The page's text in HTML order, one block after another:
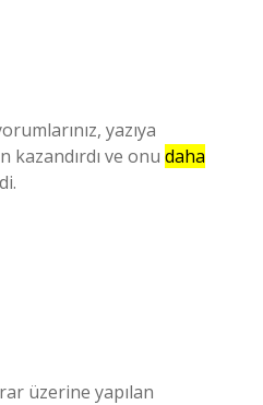
yazıya
ve onu daha
üzerine yapılan